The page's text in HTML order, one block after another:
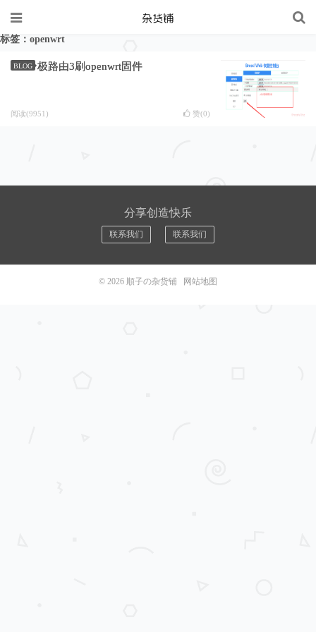
标签：openwrt
BLOG 极路由3刷openwrt固件
阅读(9951) 赞(0)
分享创造快乐
联系我们 联系我们
© 2026 順子の杂货铺 网站地图